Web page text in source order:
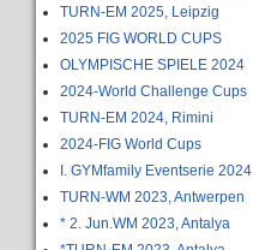
TURN-EM 2025, Leipzig
2025 FIG WORLD CUPS
OLYMPISCHE SPIELE 2024
2024-World Challenge Cups
TURN-EM 2024, Rimini
2024-FIG World Cups
I. GYMfamily Eventserie 2024
TURN-WM 2023, Antwerpen
* 2. Jun.WM 2023, Antalya